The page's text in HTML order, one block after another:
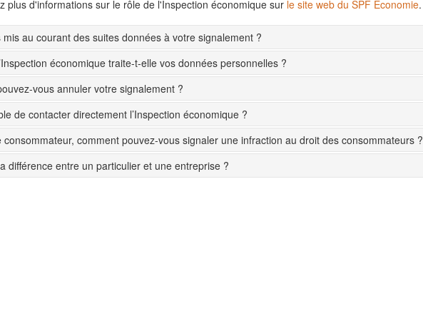
plus d'informations sur le rôle de l'Inspection économique sur le site web du SPF Economie.
mis au courant des suites données à votre signalement ?
économique traite-t-elle vos données personnelles ?
vous annuler votre signalement ?
de contacter directement l’Inspection économique ?
consommateur, comment pouvez-vous signaler une infraction au droit des consommateurs ?
différence entre un particulier et une entreprise ?